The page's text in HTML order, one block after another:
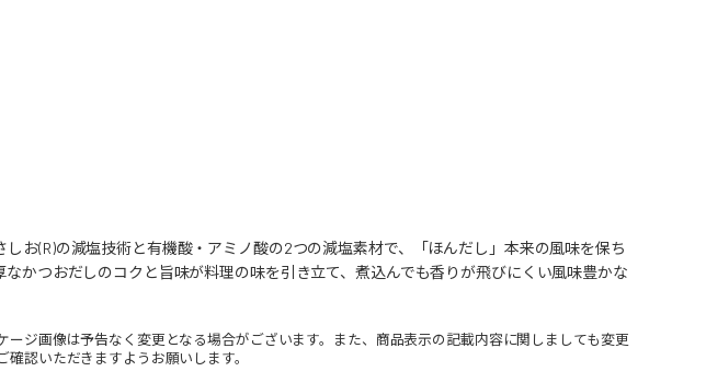
お(R)の減塩技術と有機酸・アミノ酸の2つの減塩素材で、「ほんだし」本来の風味を保ち
かつおだしのコクと旨味が料理の味を引き立て、煮込んでも香りが飛びにくい風味豊かな
ジ画像は予告なく変更となる場合がございます。また、商品表示の記載内容に関しましても変更
認いただきますようお願いします。